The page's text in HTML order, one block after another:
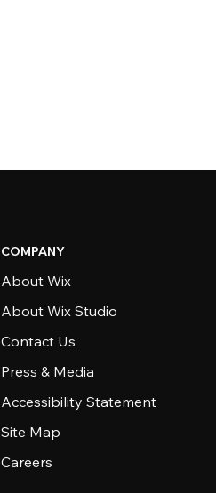
COMPANY
About Wix
About Wix Studio
Contact Us
Press & Media
Accessibility Statement
Site Map
Careers